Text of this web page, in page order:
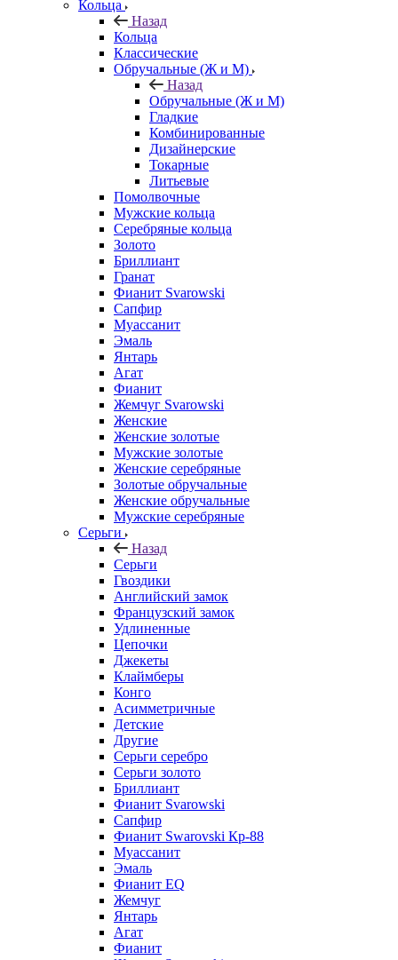
Кольца
Назад
Кольца
Классические
Обручальные (Ж и М)
Назад
Обручальные (Ж и М)
Гладкие
Комбинированные
Дизайнерские
Токарные
Литьевые
Помолвочные
Мужские кольца
Серебряные кольца
Золото
Бриллиант
Гранат
Фианит Svarowski
Сапфир
Муассанит
Эмаль
Янтарь
Агат
Фианит
Жемчуг Svarowski
Женские
Женские золотые
Мужские золотые
Женские серебряные
Золотые обручальные
Женские обручальные
Мужские серебряные
Серьги
Назад
Серьги
Гвоздики
Английский замок
Французский замок
Удлиненные
Цепочки
Джекеты
Клаймберы
Конго
Асимметричные
Детские
Другие
Серьги серебро
Серьги золото
Бриллиант
Фианит Svarowski
Сапфир
Фианит Swarovski Кр-88
Муассанит
Эмаль
Фианит EQ
Жемчуг
Янтарь
Агат
Фианит